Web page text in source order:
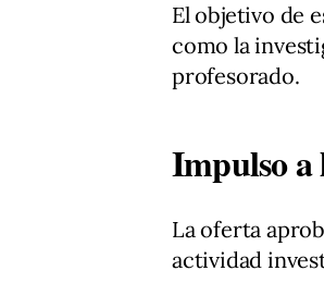
El objetivo de
como la
profesorado.
Impulso a
La oferta
actividad